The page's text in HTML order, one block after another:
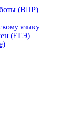
(ВПР)
языку
(ЕГЭ)